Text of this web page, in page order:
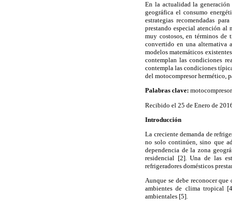
En la actualidad la
geográfica el consumo
estrategias recomendadas
prestando especial atención al
muy costosos, en términos de
convertido en una alternativa
modelos matemáticos
contemplan las condiciones
contempla las condiciones
del motocompresor hermético,
Palabras clave:
Recibido el 25 de Enero de
Introducción
La creciente demanda de
no solo continúen, sino que
dependencia de la zona
residencial [2]. Una de las
refrigeradores domésticos
Aunque se debe reconocer
ambientes de clima tropical
ambientales [5].